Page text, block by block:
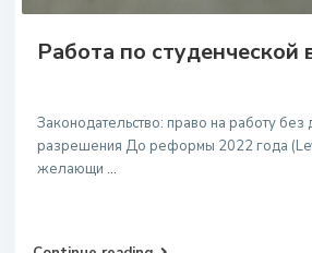
Работа по студенческой
Законодательство: право на работу без
разрешения До реформы 2022 года
желающи ...